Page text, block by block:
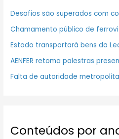
Desafios são superados com
Chamamento público de
Estado transportará bens da
AENFER retoma palestras
Falta de autoridade
Conteúdos por